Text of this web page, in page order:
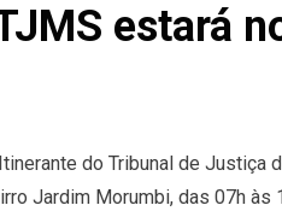
estará
do Tribunal de Justiça
Jardim Morumbi, das 07h